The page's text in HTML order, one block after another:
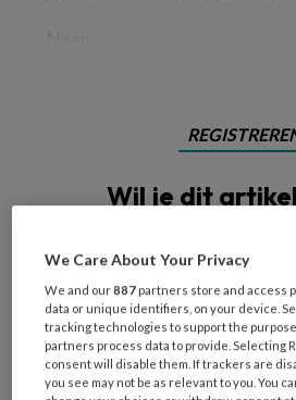
Wil je dit
artikelen gratis per
Al een account of
Wat
We Care About Your Privacy
We and our887 partners store and access
data or unique identifiers, on your device.
tracking technologies to support the
partners process data to provide. Selecting
consent will disable them. If trackers are
you see may not be as relevant to you. You